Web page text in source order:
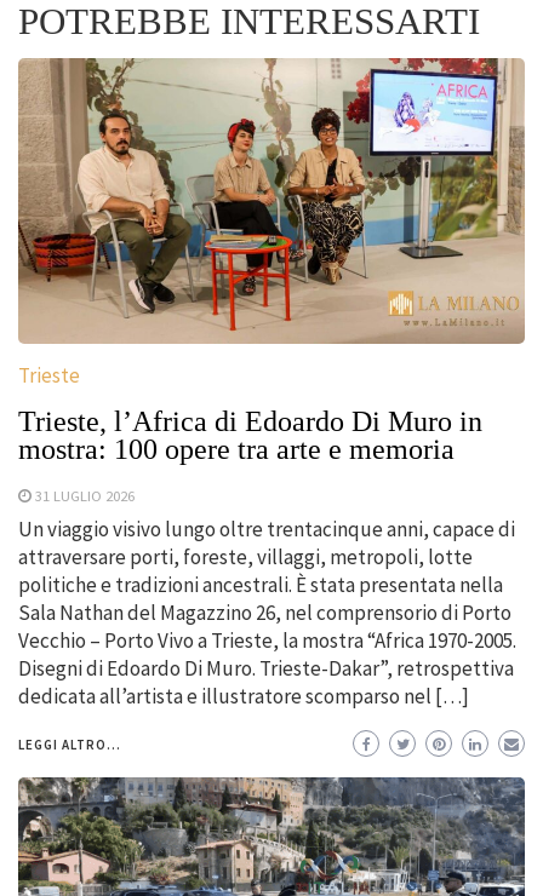
POTREBBE INTERESSARTI
Trieste
Trieste, l’Africa di Edoardo Di Muro in
mostra: 100 opere tra arte e memoria
31 LUGLIO 2026
Un viaggio visivo lungo oltre trentacinque anni, capace di
attraversare porti, foreste, villaggi, metropoli, lotte
politiche e tradizioni ancestrali. È stata presentata nella
Sala Nathan del Magazzino 26, nel comprensorio di Porto
Vecchio – Porto Vivo a Trieste, la mostra “Africa 1970-2005.
Disegni di Edoardo Di Muro. Trieste-Dakar”, retrospettiva
dedicata all’artista e illustratore scomparso nel […]
LEGGI ALTRO...